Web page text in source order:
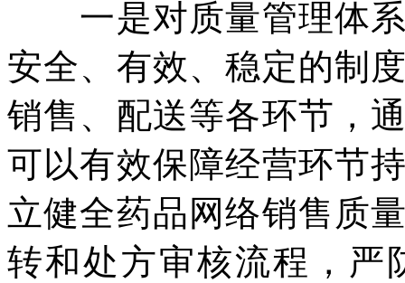
一是对质量管理体系
安全、有效、稳定的制
销售、配送等各环节，
可以有效保障经营环节
立健全药品网络销售质
转和处方审核流程，严